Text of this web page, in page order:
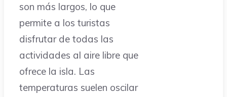
son más largos, lo que
permite a los turistas
disfrutar de todas las
actividades al aire libre que
ofrece la isla. Las
temperaturas suelen oscilar